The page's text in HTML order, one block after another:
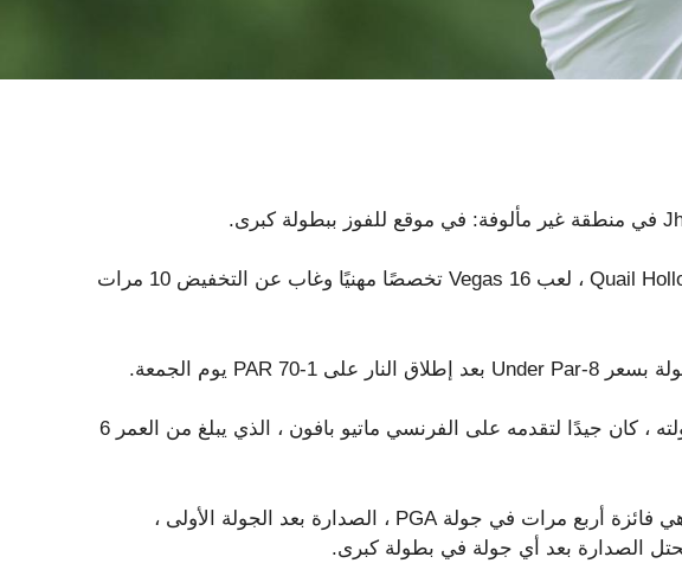
عند دخوله بطولة PGA لهذا الأسبوع في Quail Hollow ، لعب Vegas 16 تخصصًا مهنيًا وغاب عن التخفيض 10 مرات
كان ذلك ، في ذلك الوقت ، أنهى فيغاس جولته ، كان جيدًا لتقدمه على الفرنسي ماتيو بافون ، الذي يبلغ من العمر 6
احتلت فيغاس البالغة من العمر 40 عامًا ، وهي فائزة أربع مرات في جولة PGA ، الصدارة بعد الجولة الأولى ،
الصدارة بعد أي جولة في بطولة كبرى.